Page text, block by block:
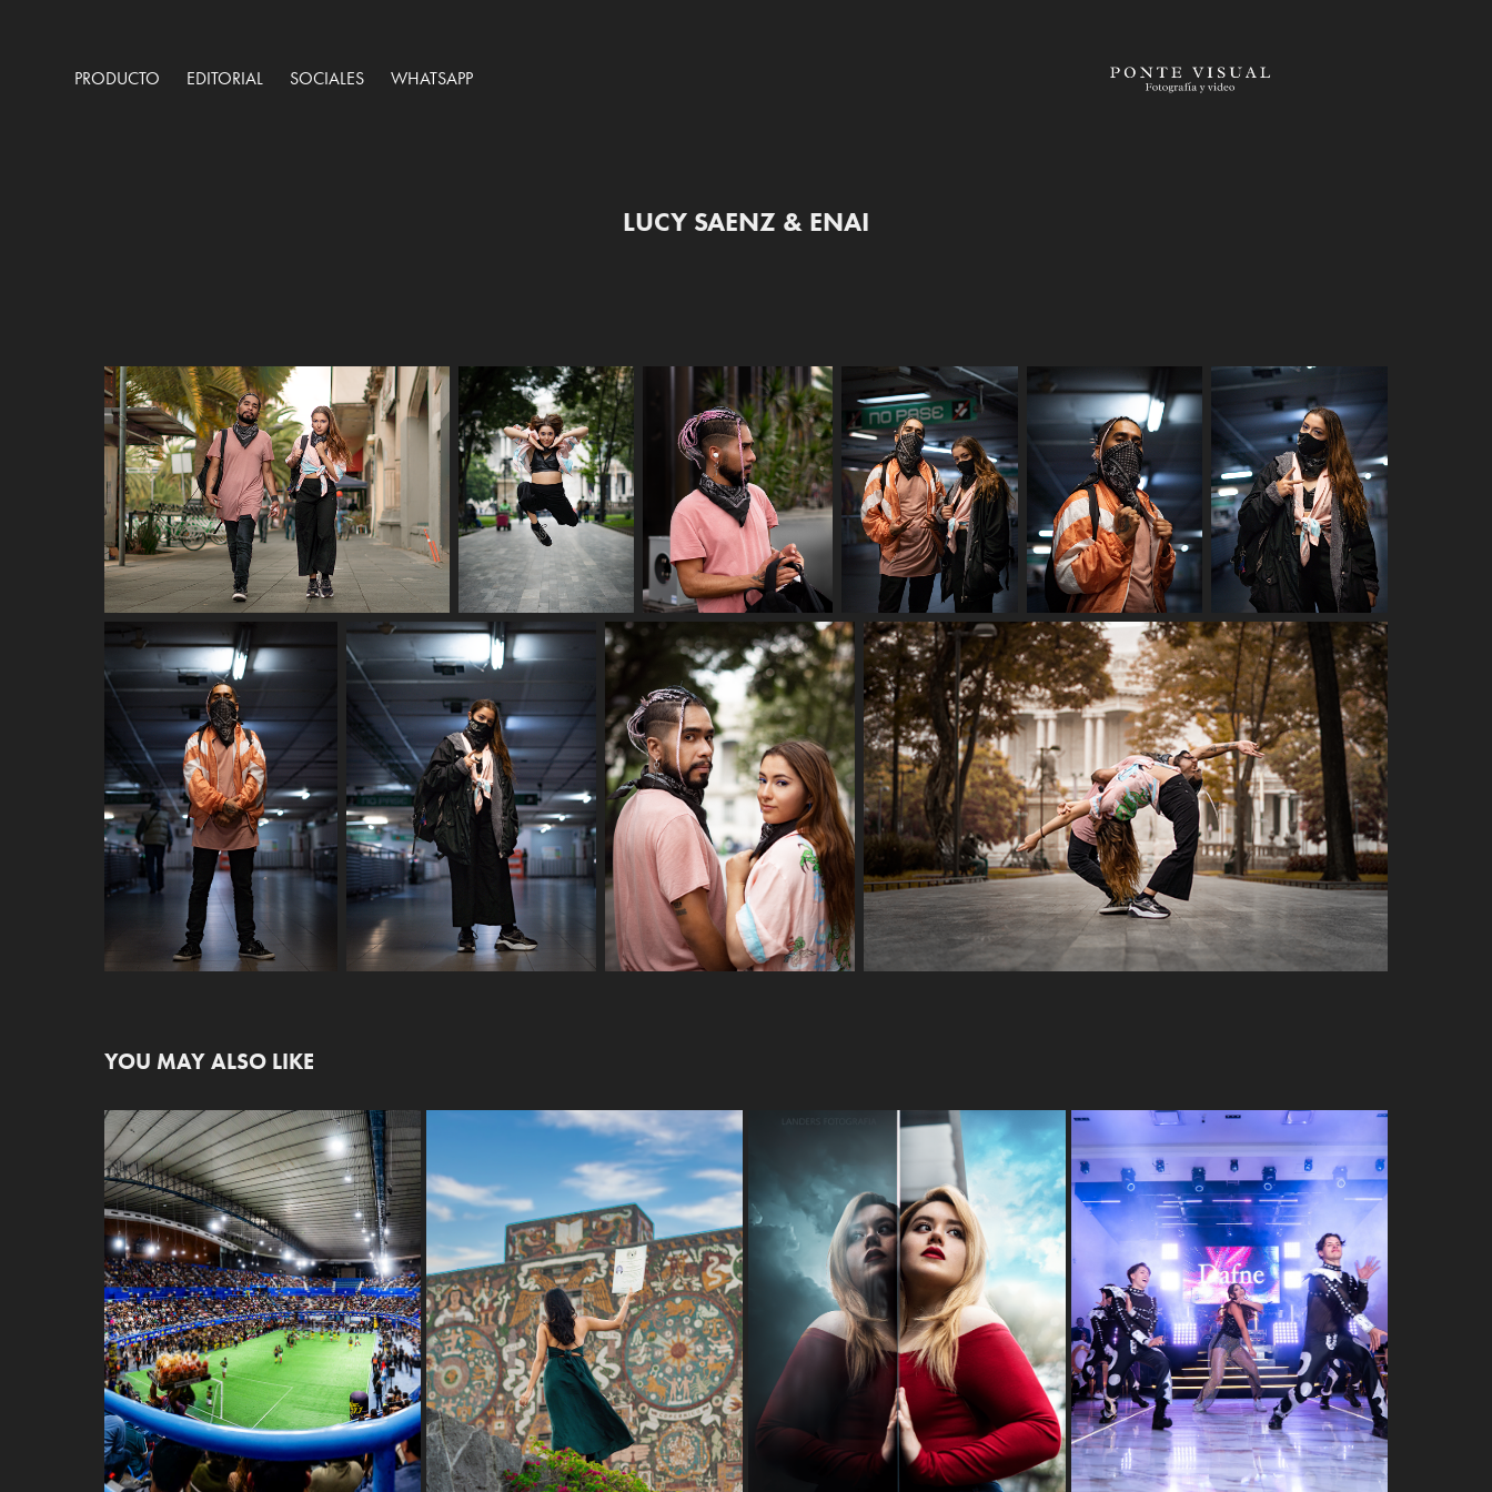
PRODUCTO EDITORIAL SOCIALES WHATSAPP
LUCY SAENZ & ENAI
YOU MAY ALSO LIKE
ALBERCA OLIMPICA - JUEGO DE LAS
ESTRELLAS CDMX
2025
GRADUACIÓN UNAM 2022
2022
LANDERS CREATIVO: DOS POLOS
2021
XV AÑOS DAFNE 2025
2025